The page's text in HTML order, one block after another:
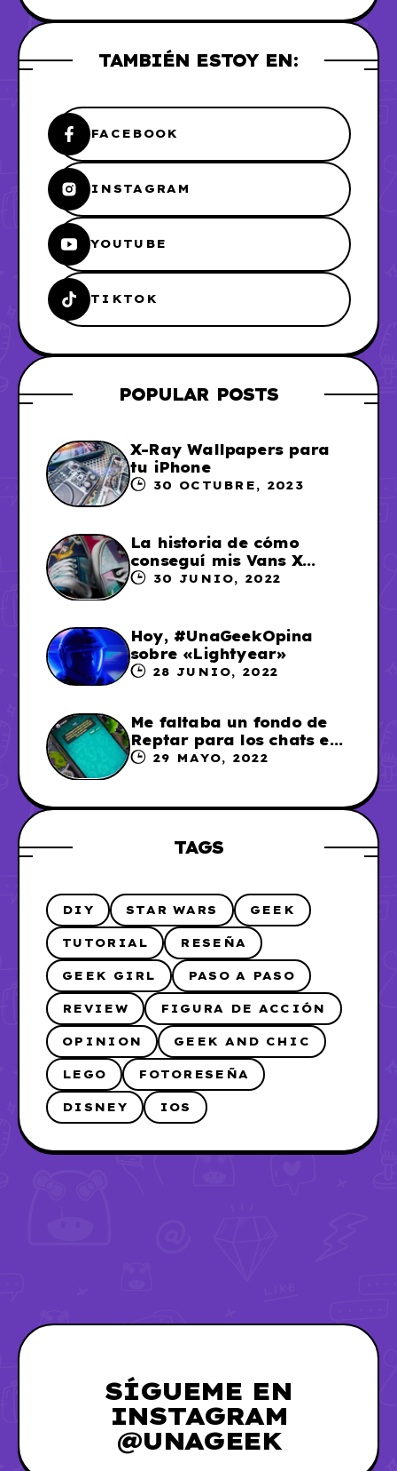
TAMBIÉN ESTOY EN:
FACEBOOK
INSTAGRAM
YOUTUBE
TIKTOK
POPULAR POSTS
X-Ray Wallpapers para
tu iPhone
30 OCTUBRE, 2023
La historia de cómo
conseguí mis Vans X
Sailor Moon
30 JUNIO, 2022
Hoy, #UnaGeekOpina
sobre «Lightyear»
28 JUNIO, 2022
Me faltaba un fondo de
Reptar para los chats en
WhatsApp, así que me lo
29 MAYO, 2022
TAGS
DIY STAR WARS GEEK
TUTORIAL RESEÑA
GEEK GIRL PASO A PASO
REVIEW FIGURA DE ACCIÓN
OPINION GEEK AND CHIC
LEGO FOTORESEÑA
DISNEY IOS
SÍGUEME EN
INSTAGRAM
@UNAGEEK